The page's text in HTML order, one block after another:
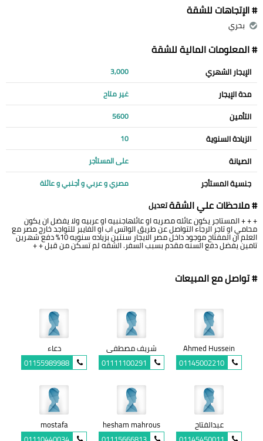
# الإتجاهات للشقة
بحري
# المعلومات المالية للشقة
الإيجار الشهري 3,000
مدة الإيجار غير متاح
التأمين 5600
الزيادة السنوية 10
الصيانة على المستأجر
جنسية المستأجر مصري و عربي و أجنبي و عائلة
# ملاحظات علي الشقةتعديل
+ + + المستاجر يكون عائله مصريه او عائلهاجنبيه او عربيه ولا يفضل ان يكون
محامي او تاجر الرجاء التواصل عن طريق الواتس اب او الفايبر للتواجد خارج مصر مع
العلم ان المفتاح موجود داخل مصر الايجار سنتين بزياده سنويه 10% دفع شهرين
تامين يفضل دفع السنه مقدم بسبب السفر. الشقه لم تسكن من قبل + +
# تواصل مع المبيعات
Ahmed Hussein
01145002210
شريف مصطفى
01111100291
دعاء
01155989988
عبدالفتاح
hesham mahrous
mostafa